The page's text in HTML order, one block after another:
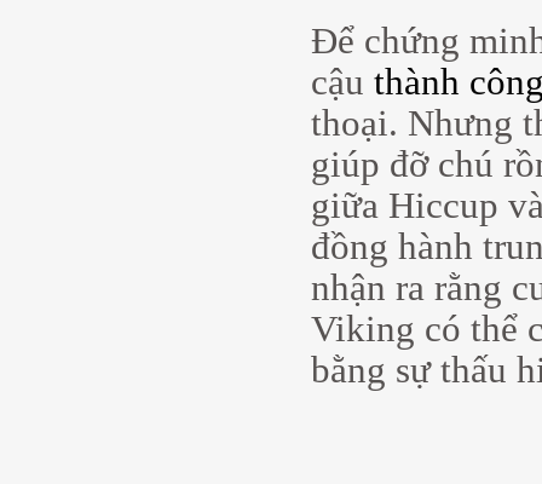
Để chứng
cậu thành
thoại. Nhưng
giúp đỡ chú
giữa Hiccup
đồng hành
nhận ra rằng
Viking có thể
bằng sự thấu